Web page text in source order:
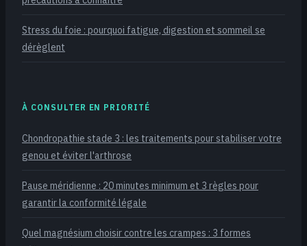
Stress du foie : pourquoi fatigue, digestion et sommeil se
dérèglent
À CONSULTER EN PRIORITÉ
Chondropathie stade 3 : les traitements pour stabiliser votre
genou et éviter l'arthrose
Pause méridienne : 20 minutes minimum et 3 règles pour
garantir la conformité légale
Quel magnésium choisir contre les crampes : 3 formes